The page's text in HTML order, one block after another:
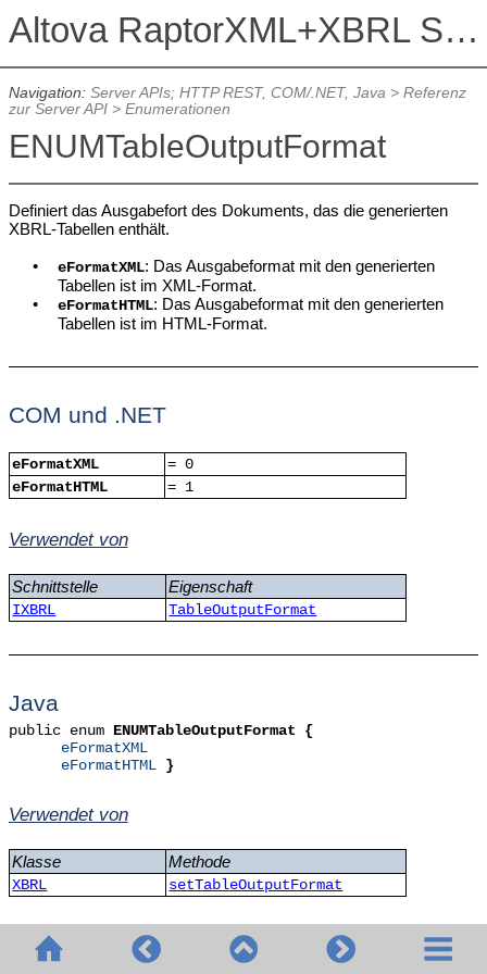
Altova RaptorXML+XBRL Server 2026
Navigation: Server APIs; HTTP REST, COM/.NET, Java> Referenz
zur Server API> Enumerationen
ENUMTableOutputFormat
Definiert das Ausgabefort des Dokuments, das die generierten
XBRL-Tabellen enthält.
•
eFormatXML: Das Ausgabeformat mit den generierten
Tabellen ist im XML-Format.
•
eFormatHTML: Das Ausgabeformat mit den generierten
Tabellen ist im HTML-Format.
COM und .NET
eFormatXML
= 0
eFormatHTML
= 1
Verwendet von
Schnittstelle Eigenschaft
IXBRL TableOutputFormat
Java
public enum ENUMTableOutputFormat {
eFormatXML
eFormatHTML
}
Verwendet von
Klasse Methode
XBRL setTableOutputFormat
© 2020-2026 Altova GmbH